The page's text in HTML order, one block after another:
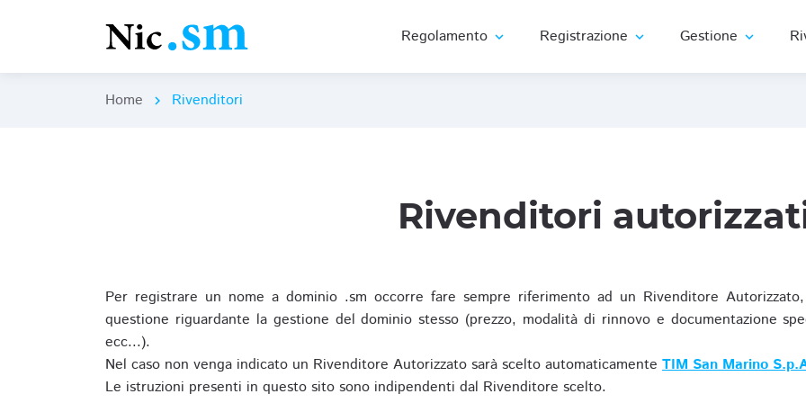
Regolamento expand_more Registrazione expand_more Gestione expand_more
Home chevron_right Rivenditori
Rivenditori
Per registrare un nome a dominio .sm occorre fare sempre riferimento ad un Rivenditore
questione riguardante la gestione del dominio stesso (prezzo, modalità di rinnovo e documentazione
ecc...).
Nel caso non venga indicato un Rivenditore Autorizzato sarà scelto automaticamente TIM San Marino
Le istruzioni presenti in questo sito sono indipendenti dal Rivenditore scelto.